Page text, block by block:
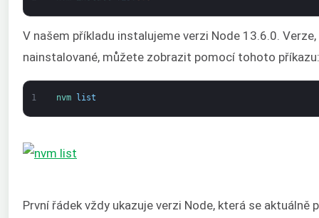
V našem příkladu instalujeme verzi Node 13.6.0.
nainstalované, můžete zobrazit pomocí tohoto příkazu:
1 nvm list
První řádek vždy ukazuje verzi Node, která se aktuálně